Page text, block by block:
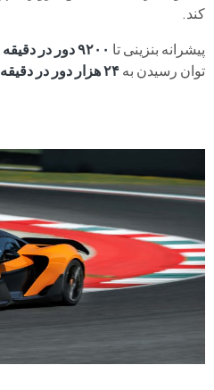
کند.
پیشرانه بنزینی تا ۹۲۰۰ دور در دقیقه
توان رسیدن به۲۴ هزار دور در دقیقه